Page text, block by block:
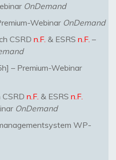
OnDemand
Webinar OnDemand
CSRD n.F. & ESRS n.F. –
– Premium-Webinar
CSRD n.F. & ESRS n.F.
OnDemand
WP-